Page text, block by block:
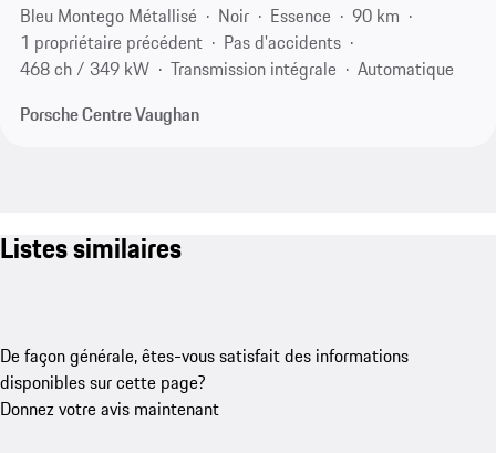
Bleu Montego Métallisé
Noir Essence
90 km
1 propriétaire précédent
Pas d'accidents
468 ch / 349 kW
Transmission intégrale
Automatique
Porsche Centre Vaughan
Listes similaires
De façon générale, êtes-vous satisfait des informations
disponibles sur cette page?
Donnez votre avis maintenant